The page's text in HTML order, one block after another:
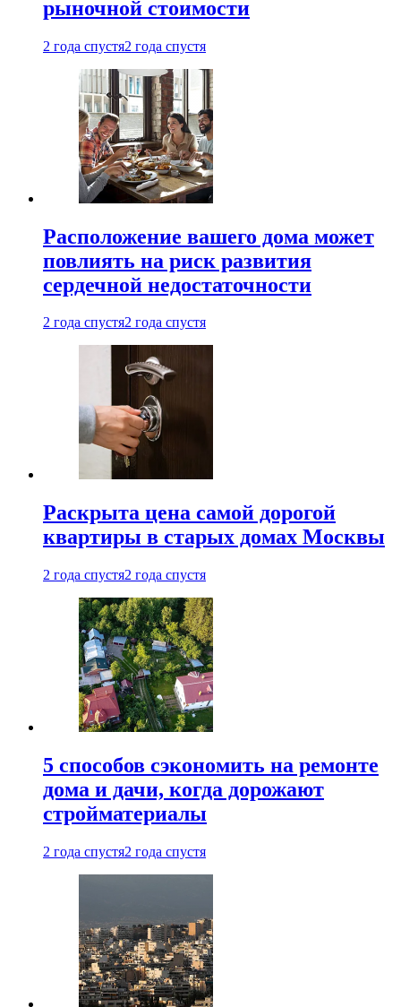
рыночной стоимости
2 года спустя2 года спустя
Расположение вашего дома может
повлиять на риск развития
сердечной недостаточности
2 года спустя2 года спустя
Раскрыта цена самой дорогой
квартиры в старых домах Москвы
2 года спустя2 года спустя
5 способов сэкономить на ремонте
дома и дачи, когда дорожают
стройматериалы
2 года спустя2 года спустя